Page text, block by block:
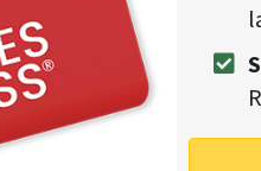
interno, ha sede anche il
III